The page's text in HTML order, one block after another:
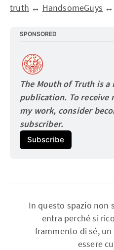
truth ↔ HandsomeGuys ↔
SPONSORED
The Mouth of Truth is
publication. To receive
my work, consider
subscriber.
Subscribe
In questo spazio non
entra perché si
frammento di sé,
essere